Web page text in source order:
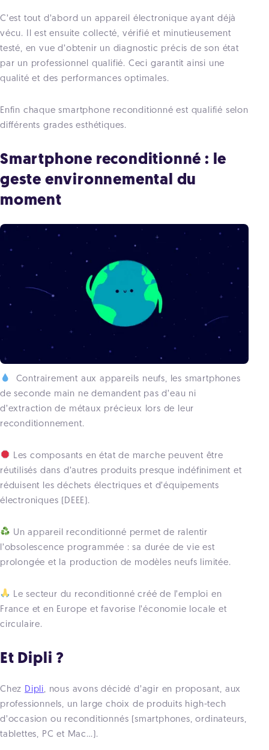
C’est tout d’abord un appareil électronique ayant déjà
vécu. Il est ensuite collecté, vérifié et minutieusement
testé, en vue d’obtenir un diagnostic précis de son état
par un professionnel qualifié. Ceci garantit ainsi une
qualité et des performances optimales.
Enfin chaque smartphone reconditionné est qualifié selon
différents grades esthétiques.
Smartphone reconditionné : le
geste environnemental du
moment
Contrairement aux appareils neufs, les smartphones
de seconde main ne demandent pas d’eau ni
d’extraction de métaux précieux lors de leur
reconditionnement.
Les composants en état de marche peuvent être
réutilisés dans d’autres produits presque indéfiniment et
réduisent les déchets électriques et d’équipements
électroniques (DEEE).
Un appareil reconditionné permet de ralentir
l’obsolescence programmée : sa durée de vie est
prolongée et la production de modèles neufs limitée.
Le secteur du reconditionné créé de l’emploi en
France et en Europe et favorise l’économie locale et
circulaire.
Et Dipli ?
Chez Dipli, nous avons décidé d’agir en proposant, aux
professionnels, un large choix de produits high-tech
d’occasion ou reconditionnés (smartphones, ordinateurs,
tablettes, PC et Mac…).